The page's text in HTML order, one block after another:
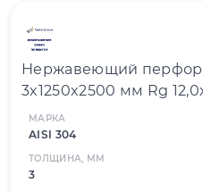
Нержавеющий
3x1250x2500 мм Rg
МАРКА
AISI 304
ТОЛЩИНА, ММ
3